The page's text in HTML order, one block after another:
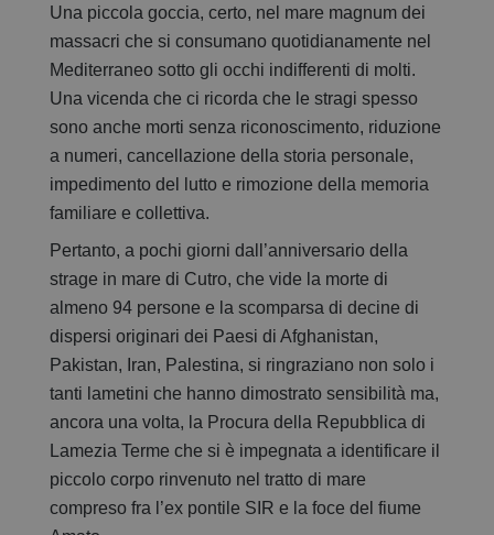
Una piccola goccia, certo, nel mare magnum dei
massacri che si consumano quotidianamente nel
Mediterraneo sotto gli occhi indifferenti di molti.
Una vicenda che ci ricorda che le stragi spesso
sono anche morti senza riconoscimento, riduzione
a numeri, cancellazione della storia personale,
impedimento del lutto e rimozione della memoria
familiare e collettiva.
Pertanto, a pochi giorni dall’anniversario della
strage in mare di Cutro, che vide la morte di
almeno 94 persone e la scomparsa di decine di
dispersi originari dei Paesi di Afghanistan,
Pakistan, Iran, Palestina, si ringraziano non solo i
tanti lametini che hanno dimostrato sensibilità ma,
ancora una volta, la Procura della Repubblica di
Lamezia Terme che si è impegnata a identificare il
piccolo corpo rinvenuto nel tratto di mare
compreso fra l’ex pontile SIR e la foce del fiume